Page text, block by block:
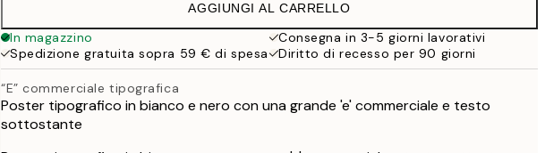
27,45 €
50x70 cm
32,45 €
AGGIUNGI AL CARRELLO
In magazzino
Consegna in 3-5 giorni lavorativi
Spedizione gratuita sopra 59 € di spesa
Diritto di recesso per 90 giorni
“E” commerciale tipografica
Poster tipografico in bianco e nero con una grande 'e' commerciale e testo
sottostante